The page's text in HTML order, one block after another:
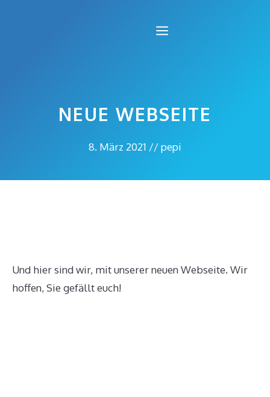
Menü
NEUE WEBSEITE
8. März 2021 // pepi
Und hier sind wir, mit unserer neuen Webseite. Wir
hoffen, Sie gefällt euch!